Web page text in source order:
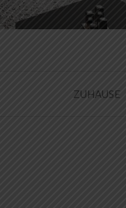
ZUHAUSE